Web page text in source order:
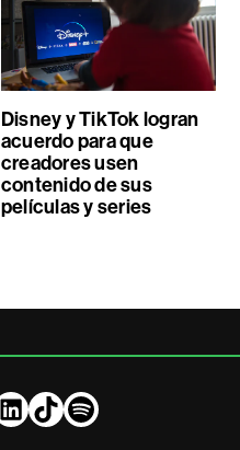
Disney y TikTok logran
acuerdo para que
creadores usen
contenido de sus
películas y series